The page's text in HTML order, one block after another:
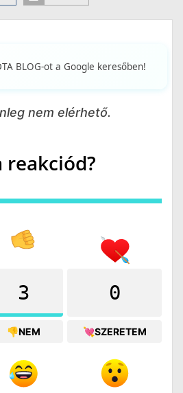
BLOG-ot a Google keresőben!
nem elérhető.
reakciód?
3
👎NEM
0
💘SZERETEM